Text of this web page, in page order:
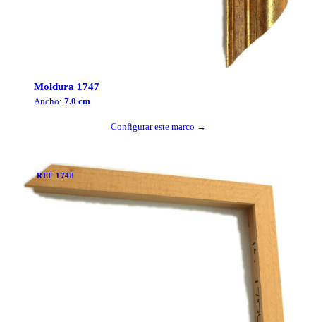
Moldura 1747
Ancho: 7.0 cm
Configurar este marco →
REF 1748